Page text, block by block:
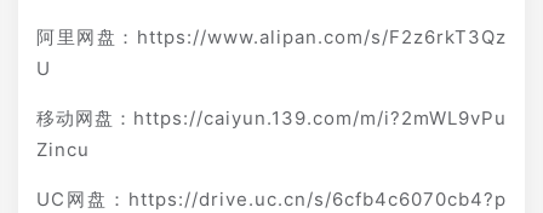
阿里网盘：https://www.alipan.com/s/F2z6rkT3Qz
U
移动网盘：https://caiyun.139.com/m/i?2mWL9vPu
Zincu
UC网盘：https://drive.uc.cn/s/6cfb4c6070cb4?p